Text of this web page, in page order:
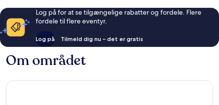
Log på for at se tilgængelige rabatter og fordele. Flere
fordele til flere eventyr.
Log på Tilmeld dig nu – det er gratis
Om området